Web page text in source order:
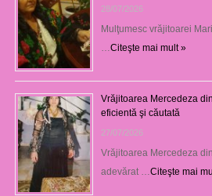
28/07/2026
Mulţumesc vrăjitoarei
Citeşte mai mult »
Vrăjitoarea Mercedeza
eficientă şi căutată
27/07/2026
Vrăjitoarea Mercedeza
adevărat … Citeşte mai